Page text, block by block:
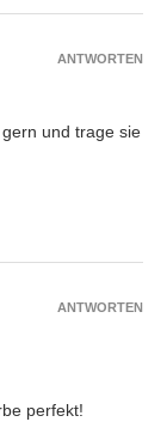
und trage sie
ANTWORTEN
perfekt!
ANTWORTEN